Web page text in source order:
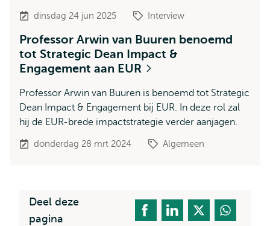
dinsdag 24 jun 2025 Interview
Professor Arwin van Buuren benoemd
tot Strategic Dean Impact &
Engagement aan EUR
Professor Arwin van Buuren is benoemd tot Strategic
Dean Impact & Engagement bij EUR. In deze rol zal
hij de EUR-brede impactstrategie verder aanjagen.
donderdag 28 mrt 2024 Algemeen
Deel deze
pagina